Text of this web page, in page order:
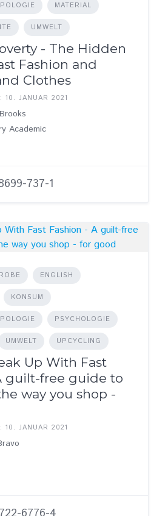
MATERIAL
UMWELT
- The Hidden
Fashion and
Clothes
10. JANUAR 2021
Academic
737-1
ENGLISH
KONSUM
PSYCHOLOGIE
UMWELT UPCYCLING
Up With Fast
guilt-free guide to
way you shop -
10. JANUAR 2021